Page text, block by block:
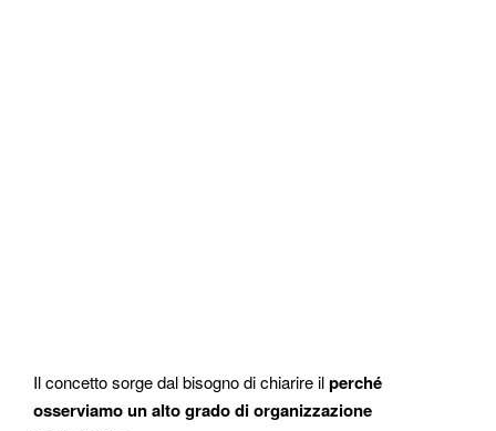
Il concetto sorge dal bisogno di chiarire ilperché
osserviamo un alto grado di organizzazione